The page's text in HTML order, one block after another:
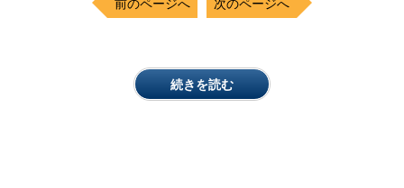
前のページへ 次のページへ
続きを読む